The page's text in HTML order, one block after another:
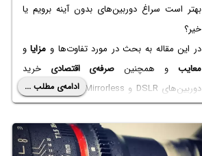
بهتر است سراغ دوربین‌های بدون آینه برویم یا
خیر؟
در این مقاله به بحث در مورد تفاوت‌ها و مزایاو
معایبو همچنین صرفه‌ی اقتصادی خرید
دوربین‌های DSLR و Mirrorless می‌پردازیم. با ما
باشید.
ادامه‌ی مطلب ...